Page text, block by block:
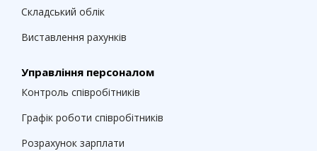
Складський облік
Виставлення рахунків
Управління персоналом
Контроль співробітників
Графік роботи співробітників
Розрахунок зарплати